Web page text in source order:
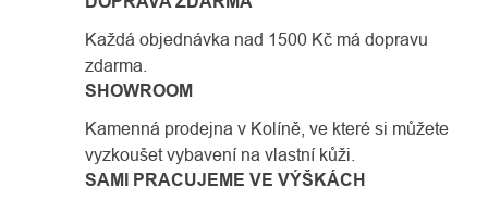
Každá objednávka nad 1500 Kč má dopravu
zdarma.
SHOWROOM
Kamenná prodejna v Kolíně, ve které si můžete
vyzkoušet vybavení na vlastní kůži.
SAMI PRACUJEME VE VÝŠKÁCH